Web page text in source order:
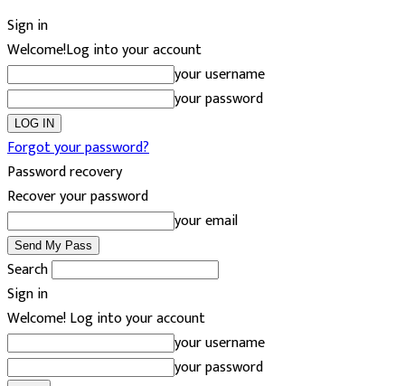
Sign in
Welcome!Log into your account
your username
your password
Forgot your password?
Password recovery
Recover your password
your email
Search
Sign in
Welcome! Log into your account
your username
your password